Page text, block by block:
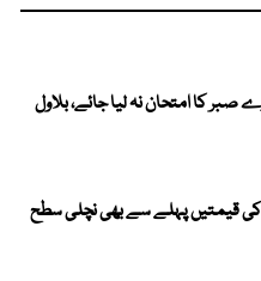
کا امتحان نہ لیا جائے، بلاول
کی قیمتیں پہلے سے بھی نچلی سطح